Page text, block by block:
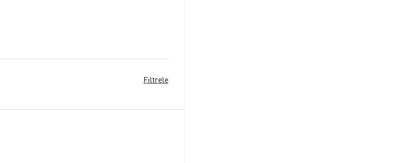
Filtrele